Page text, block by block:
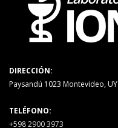
DIRECCIÓN:
Paysandú 1023 Montevideo, UY
TELÉFONO:
+598 2900 3973